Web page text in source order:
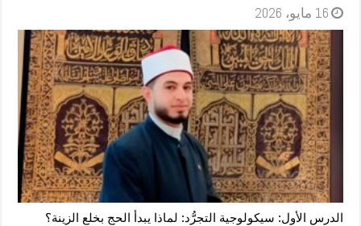
16 مايو، 2026
الدرس الأول: سيكولوجية التجرُّد: لماذا يبدأ الحج بخلع الزينة؟